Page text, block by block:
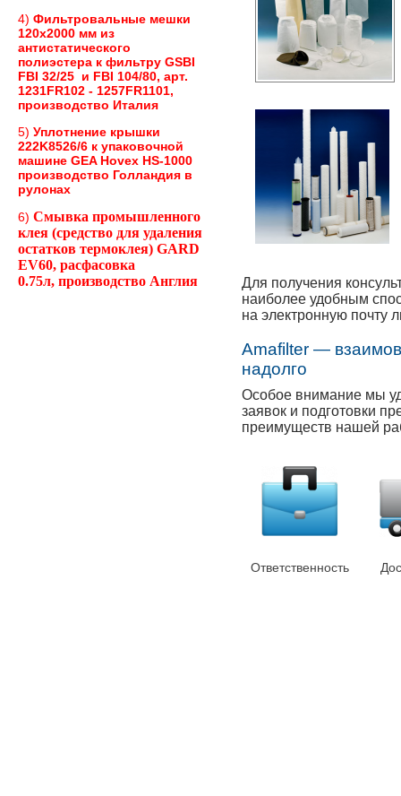
Для получения
наиболее удобным
на электронную почту
Amafilter —
надолго
Особое внимание мы
заявок и подготовки
преимуществ нашей
Ответственность
4) Фильтровальные мешки
120х2000 мм из
антистатического
полиэстера к фильтру GSBI
FBI 32/25 и FBI 104/80, арт.
1231FR102 - 1257FR1101,
производство Италия
5) Уплотнение крышки
222K8526/6 к упаковочной
машине GEA Hovex HS-1000
производство Голландия в
рулонах
6) Смывка промышленного
клея (средство для удаления
остатков термоклея) GARD
EV60, расфасовка
0.75л, производство Англия